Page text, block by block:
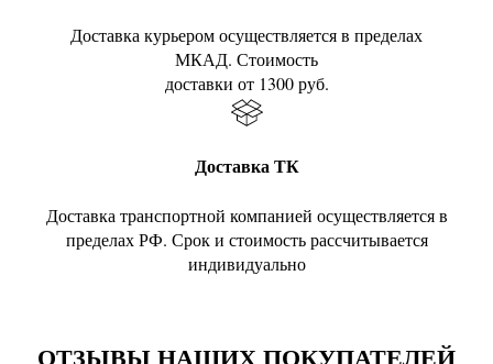
Доставка курьером осуществляется в пределах
МКАД. Стоимость
доставки от 1300 руб.
Доставка ТК
Доставка транспортной компанией осуществляется в
пределах РФ. Срок и стоимость рассчитывается
индивидуально